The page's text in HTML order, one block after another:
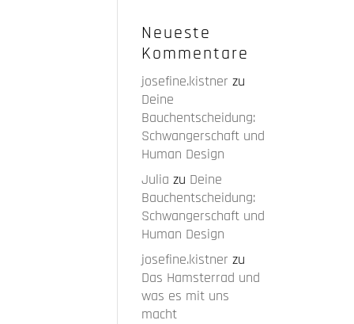
Neueste
Kommentare
josefine.kistner zu
Deine
Bauchentscheidung:
Schwangerschaft und
Human Design
Julia zu Deine
Bauchentscheidung:
Schwangerschaft und
Human Design
josefine.kistner zu
Das Hamsterrad und
was es mit uns
macht